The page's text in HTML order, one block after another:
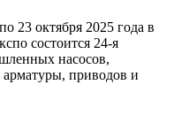
23 октября 2025 года в
состоится 24-я
насосов,
приводов и